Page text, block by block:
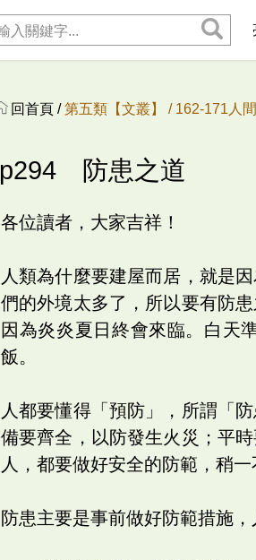
回首頁 /第五類【文叢】 / 162-171人
p294 防患之道
各位讀者，大家吉祥！
人類為什麼要建屋而居，就是
們的外境太多了，所以要有防
因為炎炎夏日終會來臨。白天
飯。
人都要懂得「預防」，所謂「
備要齊全，以防發生火災；平
人，都要做好安全的防範，稍
防患主要是事前做好防範措施